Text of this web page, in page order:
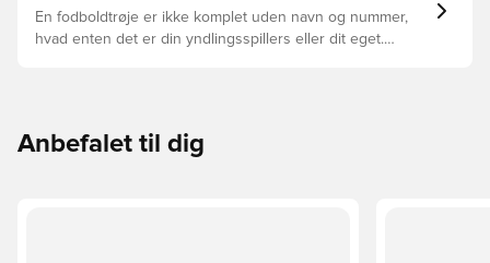
En fodboldtrøje er ikke komplet uden navn og nummer,
hvad enten det er din yndlingsspillers eller dit eget.
Anbefalet til dig